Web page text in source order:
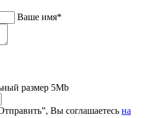
Ваше имя*
размер 5Mb
Вы соглашаетесь на